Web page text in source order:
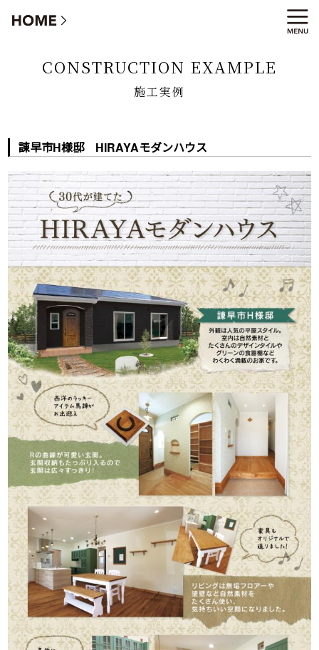
施工実例
CONSTRUCTION EXAMPLE
施工実例
諌早市H様邸 HIRAYAモダンハウス